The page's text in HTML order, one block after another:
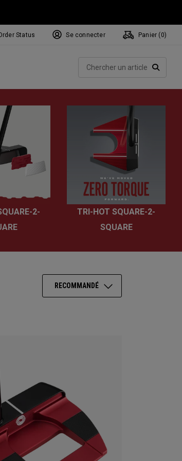
Status Se connecter Panier ( 0)
2-
TRI-HOT SQUARE-2-
SQUARE
RECOMMANDÉ